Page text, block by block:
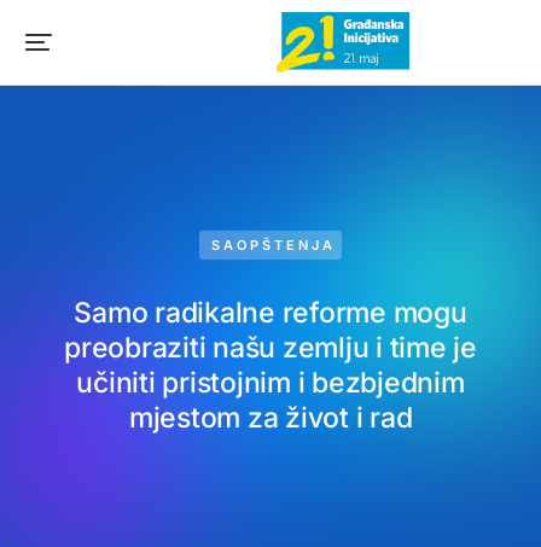
SAOPŠTENJA
Samo radikalne reforme mogu
preobraziti našu zemlju i time je
učiniti pristojnim i bezbjednim
mjestom za život i rad